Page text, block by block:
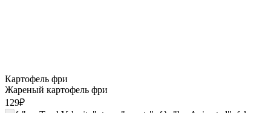
Картофель фри
Жареный картофель фри
129₽